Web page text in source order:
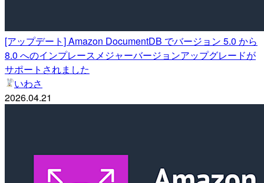
[アップデート] Amazon DocumentDB でバージョン 5.0 から
8.0 へのインプレースメジャーバージョンアップグレードが
サポートされました
いわさ
2026.04.21